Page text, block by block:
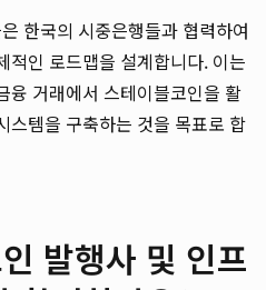
한국의 시중은행들과 협력하여
적인 로드맵을 설계합니다. 이는
융 거래에서 스테이블코인을 활
스템을 구축하는 것을 목표로 합
발행사 및 인프